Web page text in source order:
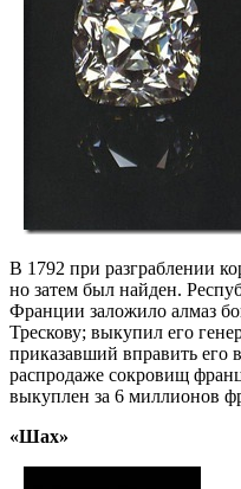
В 1792 при разграблении
но затем был найден.
Франции заложило алмаз
Трескову; выкупил его
приказавший вправить его
распродаже сокровищ
выкуплен за 6 миллионов
«Шах»